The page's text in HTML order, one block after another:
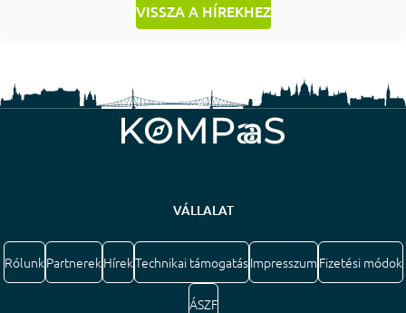
VISSZA A HÍREKHEZ
VÁLLALAT
Rólunk Partnerek HírekTechnikai támogatásImpresszum Fizetési módok
ÁSZF